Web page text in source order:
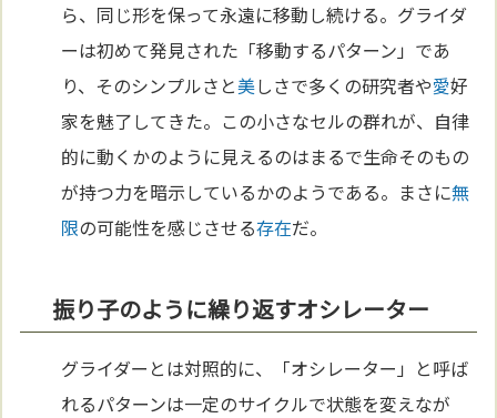
ら、同じ形を保って永遠に移動し続ける。グライダ
ーは初めて発見された「移動するパターン」であ
り、そのシンプルさと美しさで多くの研究者や愛好
家を魅了してきた。この小さなセルの群れが、自律
的に動くかのように見えるのはまるで生命そのもの
が持つ力を暗示しているかのようである。まさに無
限の可能性を感じさせる存在だ。
振り子のように繰り返すオシレーター
グライダーとは対照的に、「オシレーター」と呼ば
れるパターンは一定のサイクルで状態を変えなが